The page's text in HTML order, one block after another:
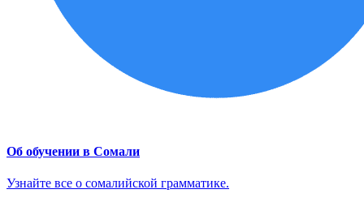
Об обучении в Сомали
Узнайте все о сомалийской грамматике.